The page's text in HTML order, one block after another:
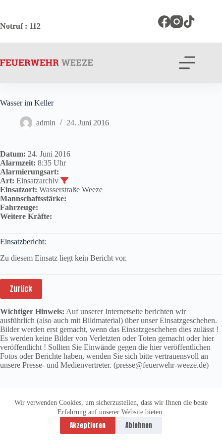
springen
Wir verwenden Cookies, um sicherzustellen, dass wir Ihnen die beste
Erfahrung auf unserer Website bieten.
Akzeptieren Ablehnen
Notruf: 112
Wasser im Keller
admin 24. Juni 2016
Datum: 24. Juni 2016
Alarmzeit: 8:35 Uhr
Alarmierungsart:
Art: Einsatzarchiv
Einsatzort: Wasserstraße Weeze
Mannschaftsstärke:
Fahrzeuge:
Weitere Kräfte:
Einsatzbericht:
Zu diesem Einsatz liegt kein Bericht vor.
Zurück
Wichtiger Hinweis: Auf unserer Internetseite berichten wir
ausführlich (also auch mit Bildmaterial) über unser Einsatzgeschehen.
Bilder werden erst gemacht, wenn das Einsatzgeschehen dies zulässt !
Es werden keine Bilder von Verletzten oder Toten gemacht oder hier
veröffentlicht ! Sollten Sie Einwände gegen die hier veröffentlichen
Fotos oder Berichte haben, wenden Sie sich bitte vertrauensvoll an
unsere Presse- und Medienvertreter. (presse@feuerwehr-weeze.de)
Datenschutzerklärung
Impressum
Copyright © 2026 -
vitolution